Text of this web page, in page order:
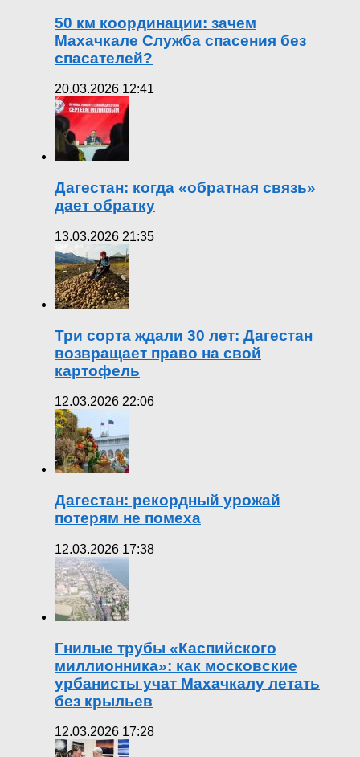
50 км координации: зачем
Махачкале Служба спасения без
спасателей?
20.03.2026 12:41
Дагестан: когда «обратная связь»
дает обратку
13.03.2026 21:35
Три сорта ждали 30 лет: Дагестан
возвращает право на свой
картофель
12.03.2026 22:06
Дагестан: рекордный урожай
потерям не помеха
12.03.2026 17:38
Гнилые трубы «Каспийского
миллионника»: как московские
урбанисты учат Махачкалу летать
без крыльев
12.03.2026 17:28